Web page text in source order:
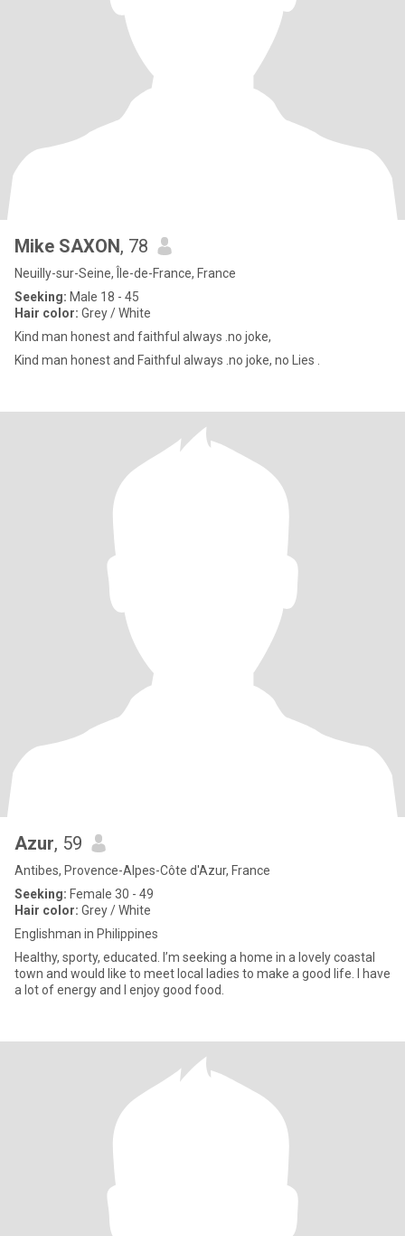
Mike SAXON, 78
Neuilly-sur-Seine, Île-de-France, France
Seeking: Male 18 - 45
Hair color: Grey / White
Kind man honest and faithful always .no joke,
Kind man honest and Faithful always .no joke, no Lies .
Azur, 59
Antibes, Provence-Alpes-Côte d'Azur, France
Seeking: Female 30 - 49
Hair color: Grey / White
Englishman in Philippines
Healthy, sporty, educated. I’m seeking a home in a lovely coastal
town and would like to meet local ladies to make a good life. I have
a lot of energy and I enjoy good food.